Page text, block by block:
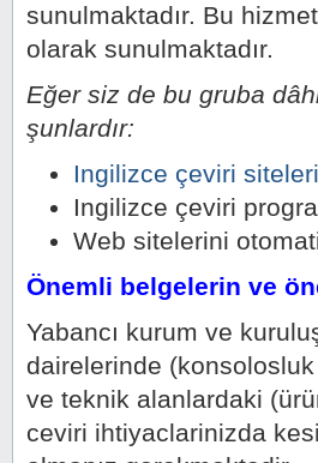
sunulmaktadır. Bu
olarak sunulmaktadır.
Eğer siz de bu gruba
şunlardır:
Ingilizce çeviri siteleri
Ingilizce çeviri
Web sitelerini
Önemli belgelerin ve
Yabancı kurum ve
dairelerinde
ve teknik alanlardaki
ceviri ihtiyaclarinizda